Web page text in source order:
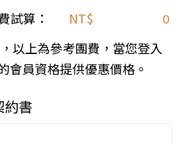
試算：
NT$
以上為參考團費，當您登入
會員資格提供優惠價格。
約書